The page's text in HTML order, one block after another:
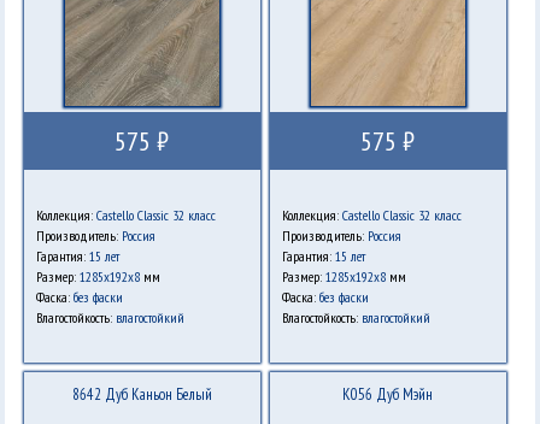
575 ₽
Коллекция: Castello Classic 32 класс
Производитель: Россия
Гарантия: 15 лет
Размер: 1285х192х8мм
Фаска: без фаски
Влагостойкость: влагостойкий
575 ₽
Коллекция: Castello Classic 32 класс
Производитель: Россия
Гарантия: 15 лет
Размер: 1285х192х8мм
Фаска: без фаски
Влагостойкость: влагостойкий
8642 Дуб Каньон Белый K056 Дуб Мэйн